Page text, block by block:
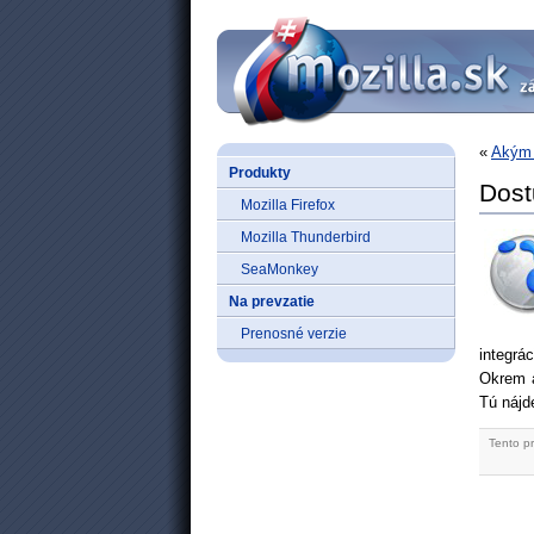
Produkty
Mozilla Firefox
Mozilla Thunderbird
SeaMonkey
Na prevzatie
Prenosné verzie
« Akým
Okrem
Tú
Tento